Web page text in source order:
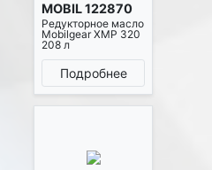
MOBIL 122870
Редукторное масло
Mobilgear XMP 320
208 л
Подробнее